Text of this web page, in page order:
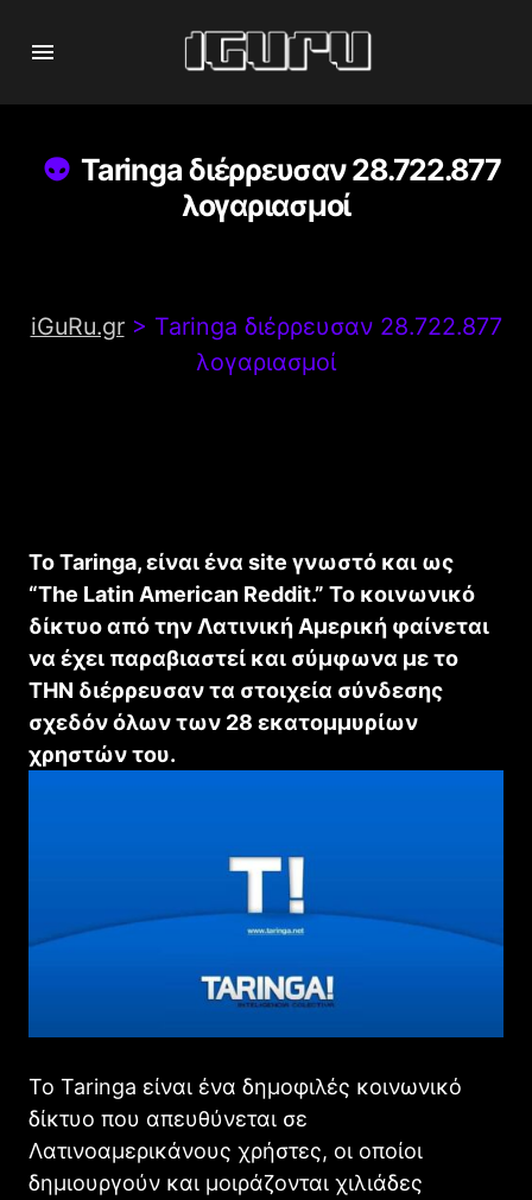
Taringa διέρρευσαν 28.722.877
λογαριασμοί
iGuRu.gr> Taringa διέρρευσαν 28.722.877
λογαριασμοί
Το Taringa, είναι ένα site γνωστό και ως
“The Latin American Reddit.” Το κοινωνικό
δίκτυο από την Λατινική Αμερική φαίνεται
να έχει παραβιαστεί και σύμφωνα με το
THN διέρρευσαν τα στοιχεία σύνδεσης
σχεδόν όλων των 28 εκατομμυρίων
χρηστών του.
Το Taringa είναι ένα δημοφιλές κοινωνικό
δίκτυο που απευθύνεται σε
Λατινοαμερικάνους χρήστες, οι οποίοι
δημιουργούν και μοιράζονται χιλιάδες